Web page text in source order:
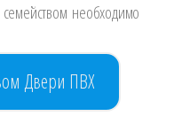
необходимо
Двери ПВХ